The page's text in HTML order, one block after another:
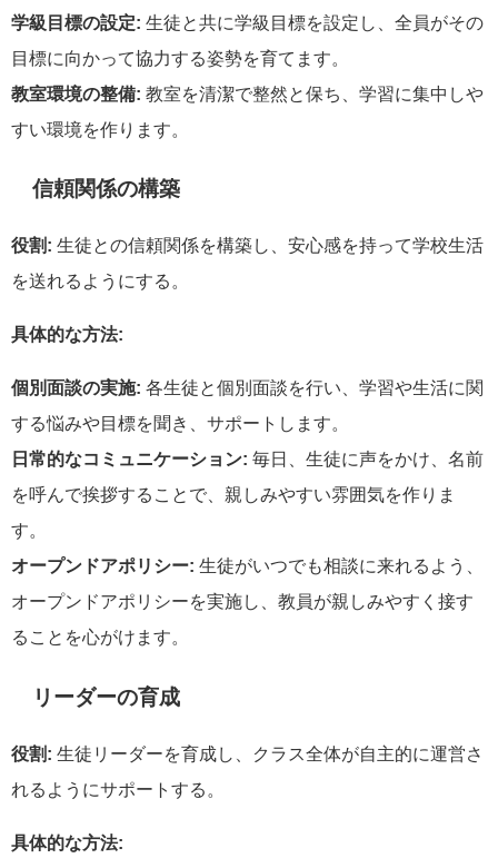
学級目標の設定: 生徒と共に学級目標を設定し、全員がその
目標に向かって協力する姿勢を育てます。
教室環境の整備: 教室を清潔で整然と保ち、学習に集中しや
すい環境を作ります。
信頼関係の構築
役割: 生徒との信頼関係を構築し、安心感を持って学校生活
を送れるようにする。
具体的な方法:
個別面談の実施: 各生徒と個別面談を行い、学習や生活に関
する悩みや目標を聞き、サポートします。
日常的なコミュニケーション: 毎日、生徒に声をかけ、名前
を呼んで挨拶することで、親しみやすい雰囲気を作りま
す。
オープンドアポリシー: 生徒がいつでも相談に来れるよう、
オープンドアポリシーを実施し、教員が親しみやすく接す
ることを心がけます。
リーダーの育成
役割: 生徒リーダーを育成し、クラス全体が自主的に運営さ
れるようにサポートする。
具体的な方法: